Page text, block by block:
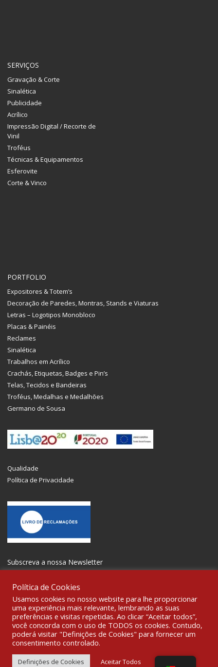
SERVIÇOS
Gravação & Corte
Sinalética
Publicidade
Acrílico
Impressão Digital / Recorte de
Vinil
Troféus
Técnicas & Equipamentos
Esferovite
Corte & Vinco
PORTFOLIO
Expositores & Totem’s
Decoração de Paredes, Montras, Stands e Viaturas
Letras – Logotipos Monobloco
Placas & Painéis
Reclames
Sinalética
Trabalhos em Acrílico
Crachás, Etiquetas, Badges e Pin’s
Telas, Tecidos e Bandeiras
Troféus, Medalhas e Medalhões
Germano de Sousa
Qualidade
Política de Privacidade
Subscreva a nossa Newsletter
SOCIALIZE
© 2021 All rights reserved Gravoplot-Gravação,Impressão e
Sinalética Lda. WebDesign:
Fibra Design.
Política de Cookies
Usamos cookies no nosso website para lhe proporcionar
uma experiência mais relevante, lembrando as suas
preferências e visitas repetidas. Ao clicar “Aceitar todos”,
você concorda com o uso de TODOS os cookies. Contudo,
poderá visitar "Definições de Cookies" para fornecer um
consentimento controlado.
Definições de Cookies Aceitar Todos